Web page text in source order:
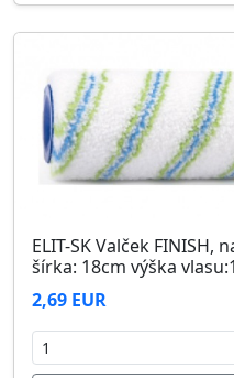
ELIT-SK Valček
šírka: 18cm výška
2,69 EUR